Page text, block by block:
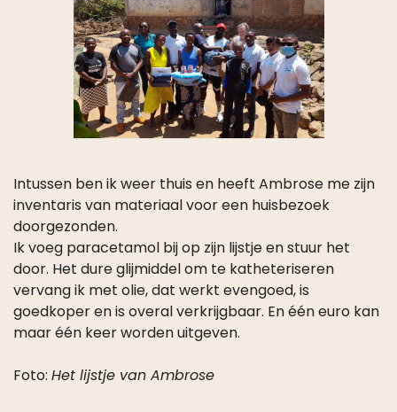
Intussen ben ik weer thuis en heeft Ambrose me zijn
inventaris van materiaal voor een huisbezoek
doorgezonden.
Ik voeg paracetamol bij op zijn lijstje en stuur het
door. Het dure glijmiddel om te katheteriseren
vervang ik met olie, dat werkt evengoed, is
goedkoper en is overal verkrijgbaar. En één euro kan
maar één keer worden uitgeven.
Foto: Het lijstje van Ambrose